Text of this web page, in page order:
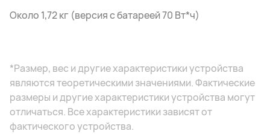
Около 1,72 кг (версия с батареей 70 Вт*ч)
*Размер, вес и другие характеристики устройства
являются теоретическими значениями. Фактические
размеры и другие характеристики устройства могут
отличаться. Все характеристики зависят от
фактического устройства.